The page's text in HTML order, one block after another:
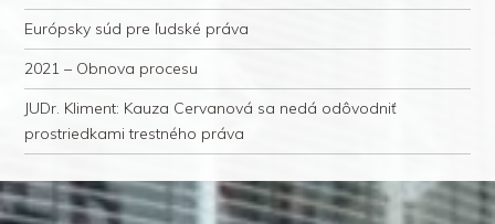
Európsky súd pre ľudské práva
2021 – Obnova procesu
JUDr. Kliment: Kauza Cervanová sa nedá odôvodniť
prostriedkami trestného práva